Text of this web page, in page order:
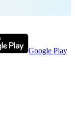
Google Play